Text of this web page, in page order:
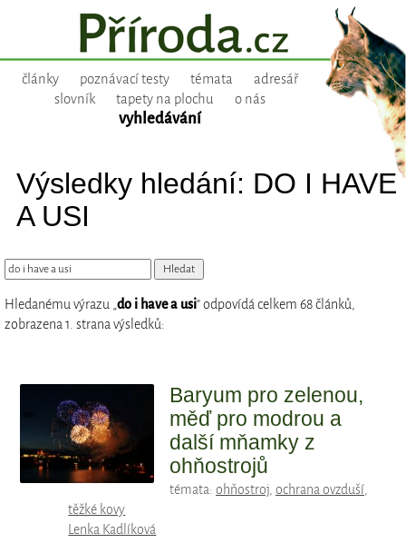
články poznávací testy témata
adresář
slovník
tapety na plochu o nás
vyhledávání
Výsledky hledání: DO I HAVE
A USI
Hledanému výrazu „do i have a usi“ odpovídá celkem 68 článků,
zobrazena 1. strana výsledků:
Baryum pro zelenou,
měď pro modrou a
další mňamky z
ohňostrojů
témata: ohňostroj, ochrana ovzduší,
těžké kovy
Lenka Kadlíková